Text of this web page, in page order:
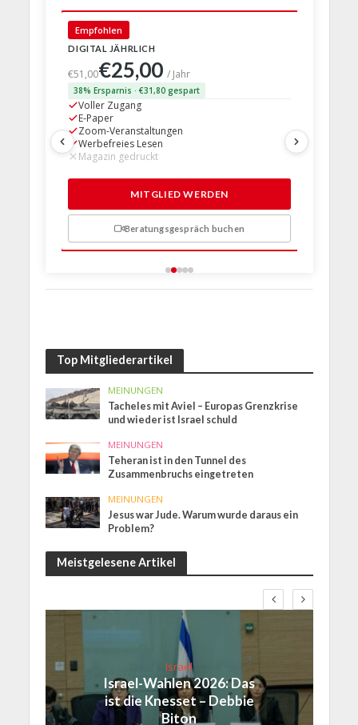
Empfohlen
DIGITAL JÄHRLICH
€51,00€25,00 / Jahr
38% Ersparnis · €31,80 gespart
Voller Zugang
E-Paper
Zoom-Veranstaltungen
Werbefreies Lesen
Magazin gedruckt
MITGLIED WERDEN
Beratungsgespräch buchen
Top Mitgliederartikel
MEINUNGEN
Tacheles mit Aviel – Europas Grenzkrise
und wieder ist Israel schuld
MEINUNGEN
Teheran ist in den Tunnel des
Zusammenbruchs eingetreten
MEINUNGEN
Jesus war Jude. Warum wurde daraus ein
Problem?
Meistgelesene Artikel
Israel
Israel-Wahlen 2026: Das
ist die Knesset – Debbie
Biton